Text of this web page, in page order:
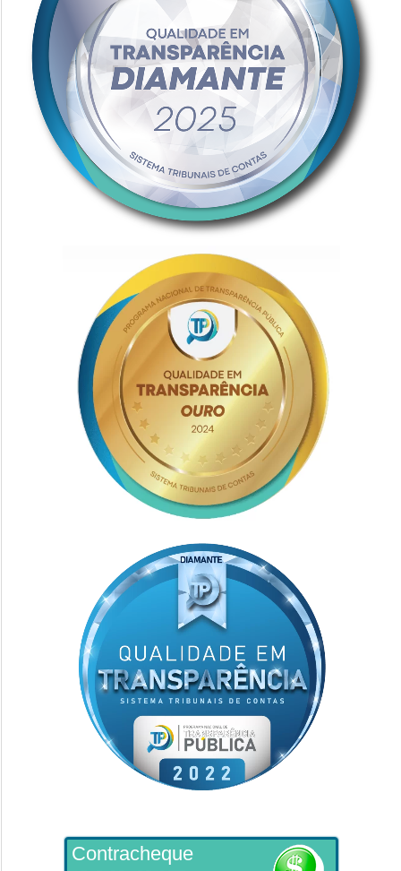
Contracheque